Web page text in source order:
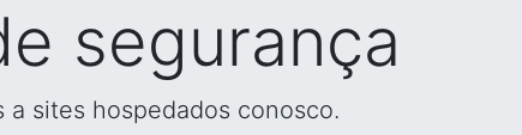
segurança
sites hospedados conosco.